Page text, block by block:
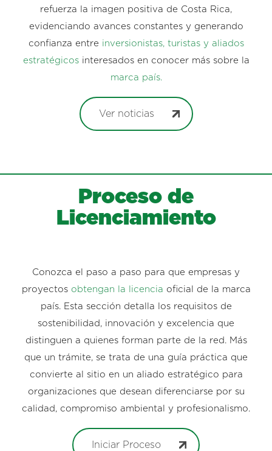
refuerza la imagen positiva de Costa Rica,
evidenciando avances constantes y generando
confianza entre inversionistas, turistas y aliados
estratégicos interesados en conocer más sobre la
marca país.
Ver noticias
Proceso de
Licenciamiento
Conozca el paso a paso para que empresas y
proyectos obtengan la licencia oficial de la marca
país. Esta sección detalla los requisitos de
sostenibilidad, innovación y excelencia que
distinguen a quienes forman parte de la red. Más
que un trámite, se trata de una guía práctica que
convierte al sitio en un aliado estratégico para
organizaciones que desean diferenciarse por su
calidad, compromiso ambiental y profesionalismo.
Iniciar Proceso